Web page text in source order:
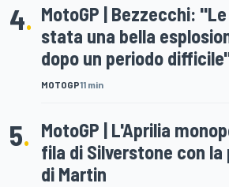
4.
MOTOGP11 min
MotoGP | Bezzecchi:
stata una bella
dopo un periodo
5. MotoGP | L'Aprilia
fila di Silverstone con la
di Martin